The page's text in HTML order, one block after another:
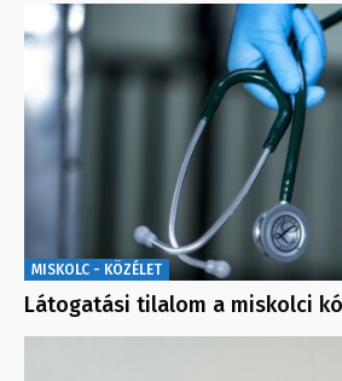
MISKOLC - KÖZÉLET
Látogatási tilalom a miskolci